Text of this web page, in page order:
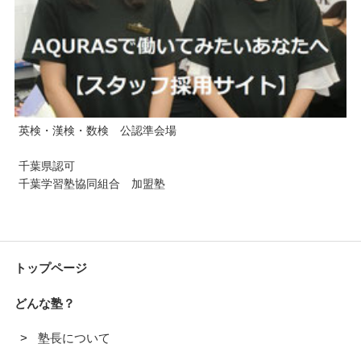
英検・漢検・数検 公認準会場
千葉県認可
千葉学習塾協同組合 加盟塾
トップページ
どんな塾？
塾長について